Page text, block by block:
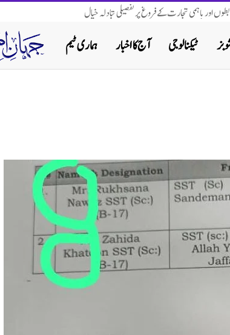
اور باہمی تجارت کے فروغ پر تفصیلی تبادلہ خیال
ہماری ٹیم آج کا اخبار ٹیکنالوجی